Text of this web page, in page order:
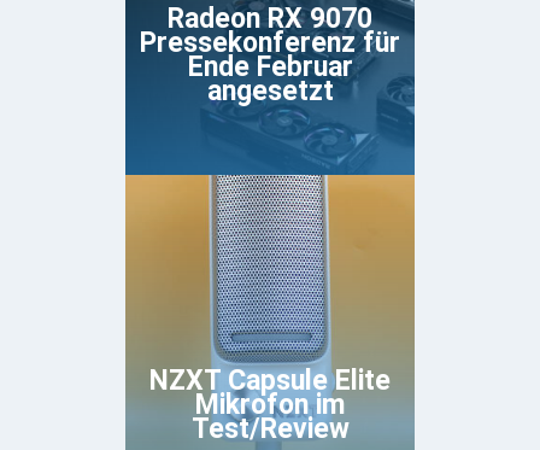
Radeon RX 9070
Pressekonferenz für
Ende Februar
angesetzt
NZXT Capsule Elite
Mikrofon im
Test/Review